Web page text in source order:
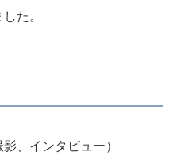
た。
、インタビュー）